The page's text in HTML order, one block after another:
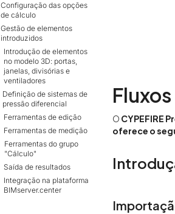
Configuração das opções
de cálculo
Gestão de elementos
introduzidos
Introdução de elementos
no modelo 3D: portas,
janelas, divisórias e
ventiladores
Definição de sistemas de
pressão diferencial
Ferramentas de edição
Ferramentas de medição
Ferramentas do grupo
"Cálculo"
Saída de resultados
Integração na plataforma
BIMserver.center
O CYPEFIRE
oferece o